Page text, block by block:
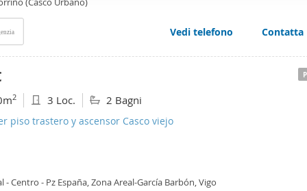
se usan para personalizar el contenido y los anuncios,
el tráfico. Además, compartimos información sobre el uso que
de redes sociales, publicidad y análisis web, quienes
que les haya proporcionado o que hayan recopilado a
Vedi telefono Contatta
2 3 Loc. 2 Bagni
piso trastero y ascensor Casco viejo
- Centro - Pz España, Zona Areal-García Barbón, Vigo